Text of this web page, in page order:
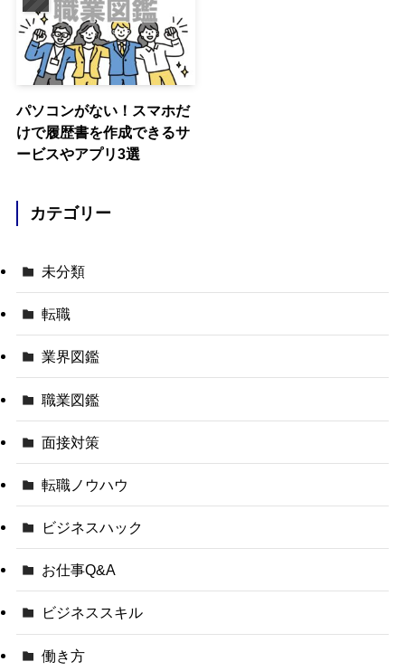
パソコンがない！スマホだ
けで履歴書を作成できるサ
ービスやアプリ3選
カテゴリー
未分類
転職
業界図鑑
職業図鑑
面接対策
転職ノウハウ
ビジネスハック
お仕事Q&A
ビジネススキル
働き方